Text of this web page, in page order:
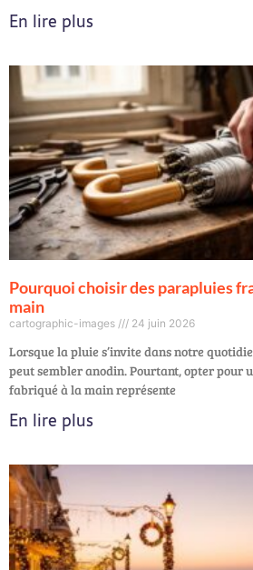
En lire plus
Pourquoi choisir des parapluies
main
cartographic-images 24 juin 2026
Lorsque la pluie s’invite dans notre
peut sembler anodin. Pourtant, opter pour
fabriqué à la main représente
En lire plus